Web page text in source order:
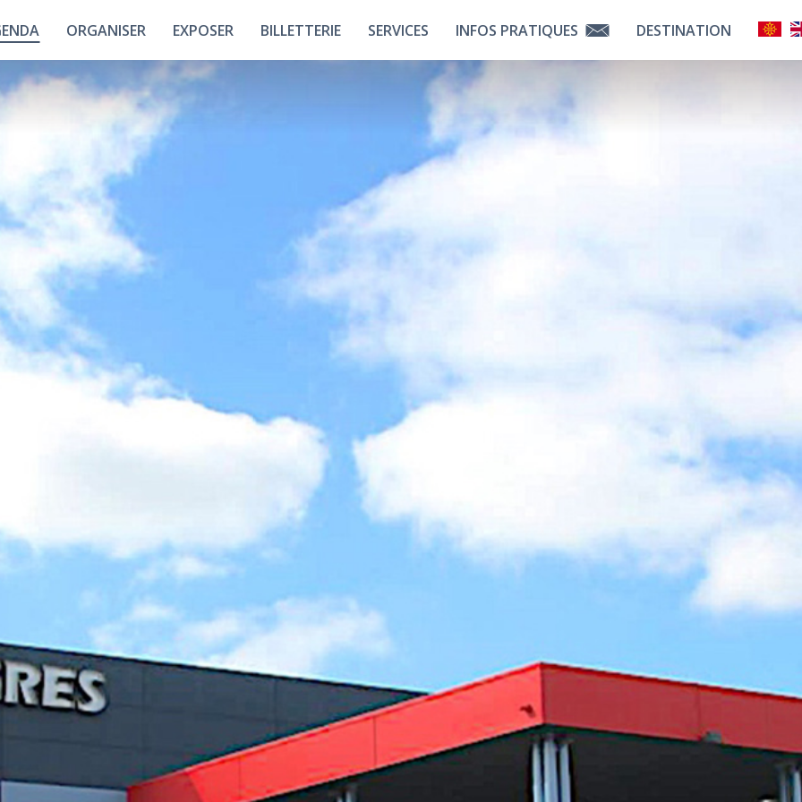
ORGANISER
Plan Interactif
Les Halls
EXPOSER
Union Française Des
Métiers De
L'événement
Événements
BILLETTERIE SERVICES
Nos Atouts
Les Partenaires
INFOS PRATIQUES
Contactez Nous
Comment Venir ?
DESTINATION